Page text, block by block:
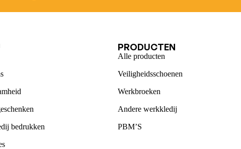
bedrukken
PRODUCTEN
Alle producten
Veiligheidsschoenen
Werkbroeken
Andere werkkledij
PBM’S